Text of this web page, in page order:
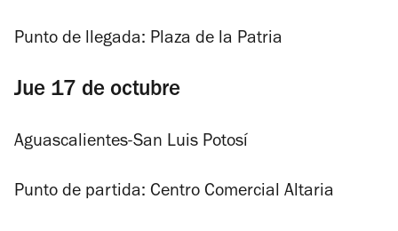
Punto de llegada: Plaza de la Patria
Jue 17 de octubre
Aguascalientes-San Luis Potosí
Punto de partida: Centro Comercial Altaria